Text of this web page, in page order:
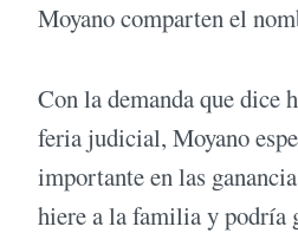
Moyano comparten el
Con la demanda que dice
feria judicial, Moyano
importante en las
hiere a la familia y podría